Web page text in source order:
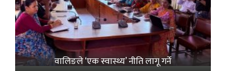
वालिङले ‘एक स्वास्थ्य’ नीति लागू गर्ने